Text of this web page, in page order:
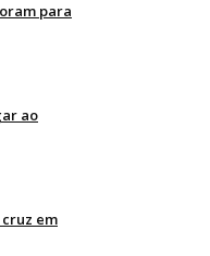
para
ao
cruz em